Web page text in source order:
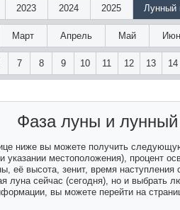
2023 2024 2025 Лунный
Март Апрель Май
7 8 9 10 11 12 13 14
Фаза луны и
ниже вы можете получить
указании местоположения), процент
её высота, зенит, время
луна сейчас (сегодня), но и
вы можете перейти на